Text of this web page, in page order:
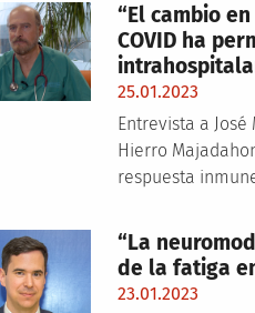
“El cambio
COVID ha
25.01.2023
Entrevista a
Hierro
respuesta
“La
de la fatiga
23.01.2023